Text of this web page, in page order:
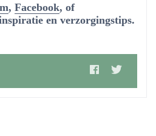
, Facebook, of
en verzorgingstips.